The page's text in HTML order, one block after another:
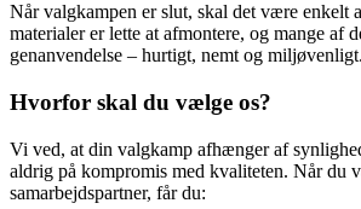
Når valgkampen er slut, skal det være enkelt
materialer er lette at afmontere, og mange af
genanvendelse – hurtigt, nemt og miljøvenligt.
Hvorfor skal du vælge os?
Vi ved, at din valgkamp afhænger af
aldrig på kompromis med kvaliteten. Når du
samarbejdspartner, får du: